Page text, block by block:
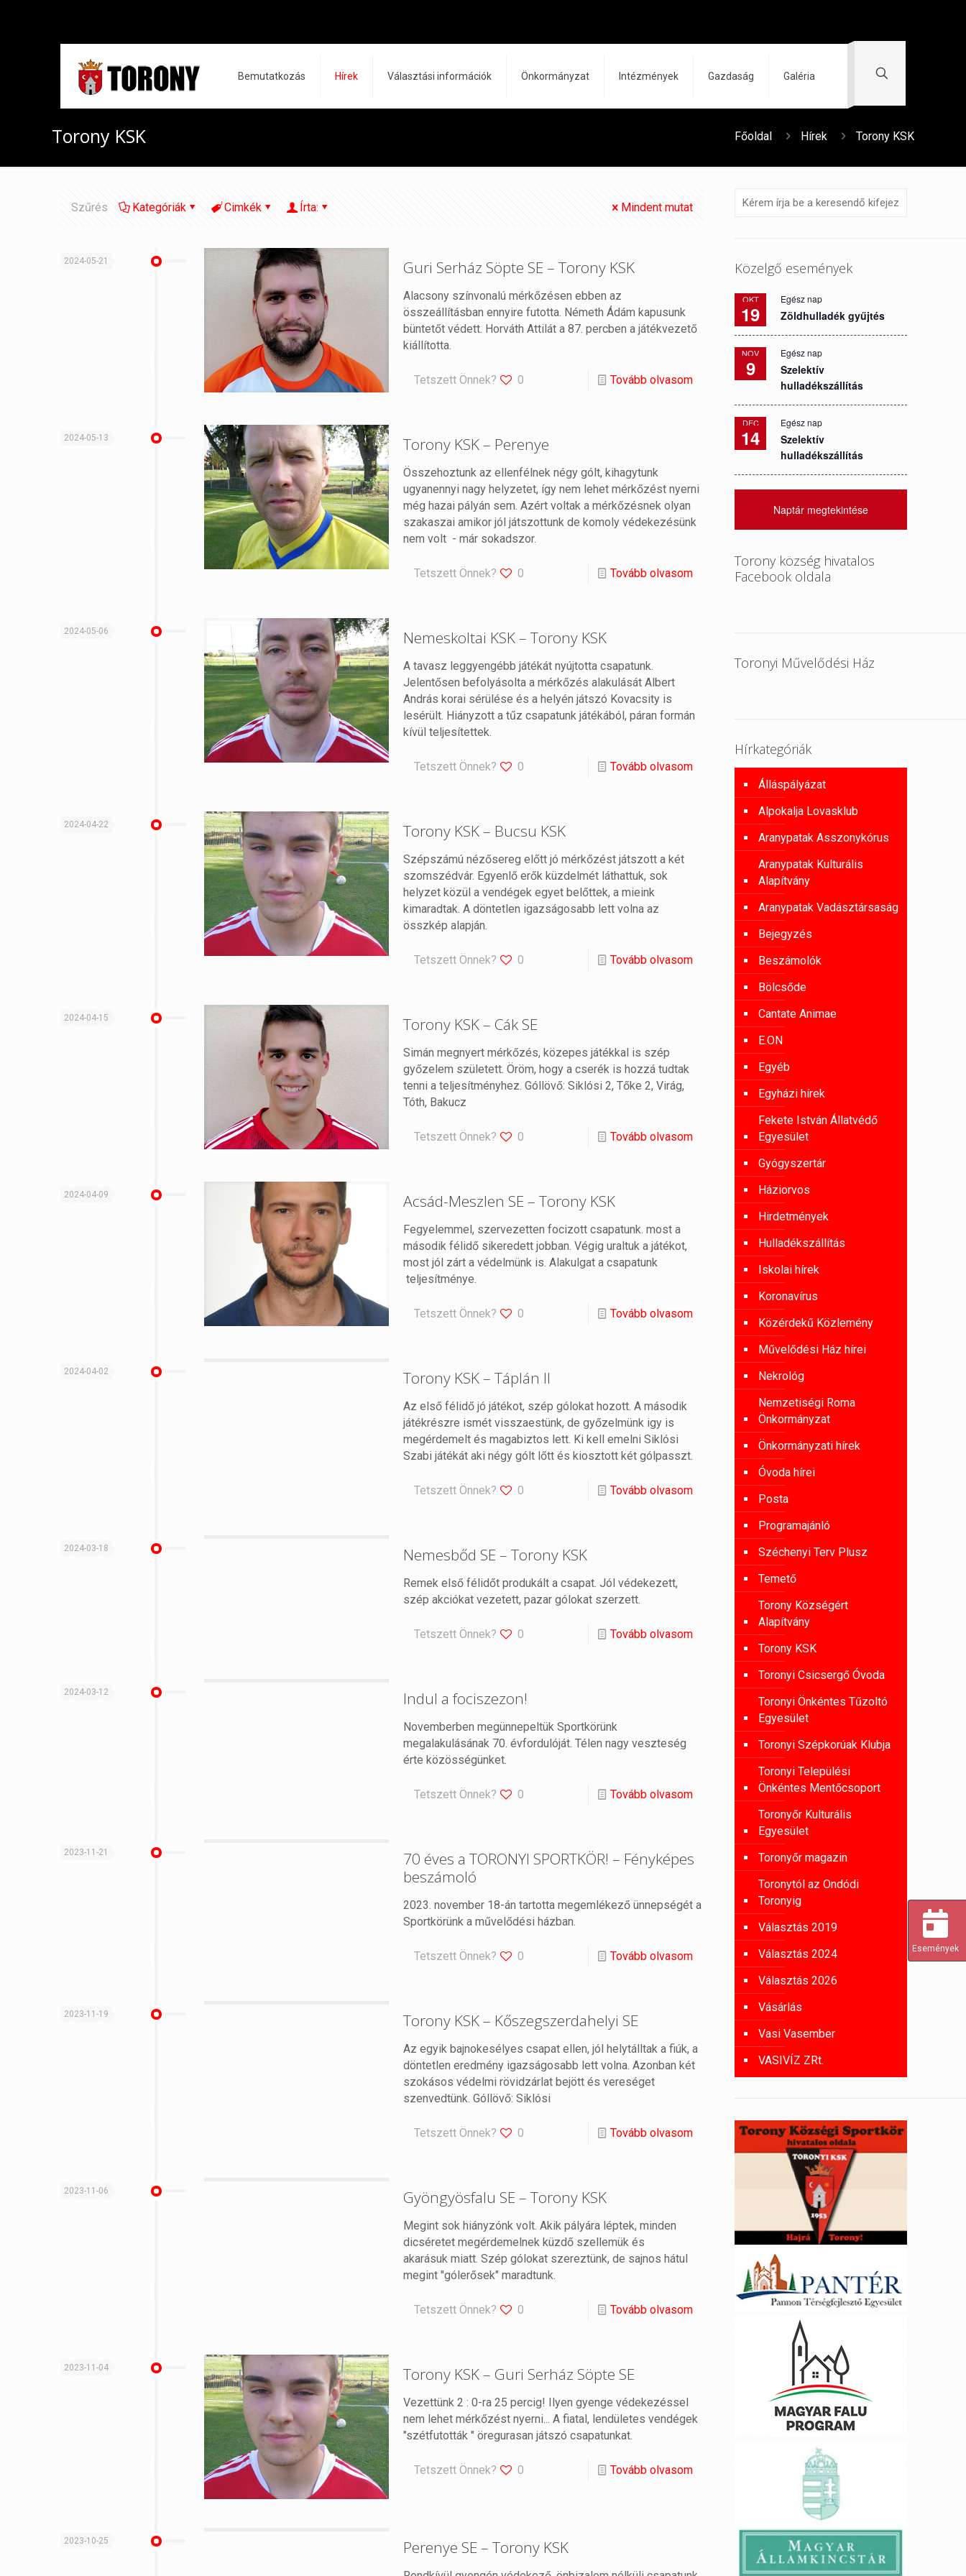
Bemutatkozás Hírek Választási információk Önkormányzat Intézmények Gazdaság Galéria
Torony KSK Főoldal Hírek Torony KSK
Szűrés Kategóriák Cimkék Írta: Mindent mutat
2024-05-21 Guri Serház Söpte SE – Torony KSK
Alacsony színvonalú mérkőzésen ebben az
összeállításban ennyire futotta. Németh Ádám kapusunk
büntetőt védett. Horváth Attilát a 87. percben a játékvezető
kiállította.
Tetszett Önnek? 0 Tovább olvasom
2024-05-13 Torony KSK – Perenye
Összehoztunk az ellenfélnek négy gólt, kihagytunk
ugyanennyi nagy helyzetet, így nem lehet mérkőzést nyerni
még hazai pályán sem. Azért voltak a mérkőzésnek olyan
szakaszai amikor jól játszottunk de komoly védekezésünk
nem volt - már sokadszor.
Tetszett Önnek? 0 Tovább olvasom
2024-05-06 Nemeskoltai KSK – Torony KSK
A tavasz leggyengébb játékát nyújtotta csapatunk.
Jelentősen befolyásolta a mérkőzés alakulását Albert
András korai sérülése és a helyén játszó Kovacsity is
lesérült. Hiányzott a tűz csapatunk játékából, páran formán
kívül teljesítettek.
Tetszett Önnek? 0 Tovább olvasom
2024-04-22 Torony KSK – Bucsu KSK
Szépszámú nézősereg előtt jó mérkőzést játszott a két
szomszédvár. Egyenlő erők küzdelmét láthattuk, sok
helyzet közül a vendégek egyet belőttek, a mieink
kimaradtak. A döntetlen igazságosabb lett volna az
összkép alapján.
Tetszett Önnek? 0 Tovább olvasom
2024-04-15 Torony KSK – Cák SE
Simán megnyert mérkőzés, közepes játékkal is szép
győzelem született. Öröm, hogy a cserék is hozzá tudtak
tenni a teljesítményhez. Góllövő: Siklósi 2, Tőke 2, Virág,
Tóth, Bakucz
Tetszett Önnek? 0 Tovább olvasom
2024-04-09 Acsád-Meszlen SE – Torony KSK
Fegyelemmel, szervezetten focizott csapatunk. most a
második félidő sikeredett jobban. Végig uraltuk a játékot,
most jól zárt a védelmünk is. Alakulgat a csapatunk
teljesítménye.
Tetszett Önnek? 0 Tovább olvasom
2024-04-02 Torony KSK – Táplán II
Az első félidő jó játékot, szép gólokat hozott. A második
játékrészre ismét visszaestünk, de győzelmünk igy is
megérdemelt és magabiztos lett. Ki kell emelni Siklósi
Szabi játékát aki négy gólt lőtt és kiosztott két gólpasszt.
Tetszett Önnek? 0 Tovább olvasom
2024-03-18 Nemesbőd SE – Torony KSK
Remek első félidőt produkált a csapat. Jól védekezett,
szép akciókat vezetett, pazar gólokat szerzett.
Tetszett Önnek? 0 Tovább olvasom
2024-03-12 Indul a fociszezon!
Novemberben megünnepeltük Sportkörünk
megalakulásának 70. évfordulóját. Télen nagy veszteség
érte közösségünket.
Tetszett Önnek? 0 Tovább olvasom
2023-11-21
70 éves a TORONYI SPORTKÖR! – Fényképes
beszámoló
2023. november 18-án tartotta megemlékező ünnepségét a
Sportkörünk a művelődési házban.
Tetszett Önnek? 0 Tovább olvasom
2023-11-19 Torony KSK – Kőszegszerdahelyi SE
Az egyik bajnokesélyes csapat ellen, jól helytálltak a fiúk, a
döntetlen eredmény igazságosabb lett volna. Azonban két
szokásos védelmi rövidzárlat bejött és vereséget
szenvedtünk. Góllövő: Siklósi
Tetszett Önnek? 0 Tovább olvasom
2023-11-06 Gyöngyösfalu SE – Torony KSK
Megint sok hiányzónk volt. Akik pályára léptek, minden
dicséretet megérdemelnek küzdő szellemük és
akarásuk miatt. Szép gólokat szereztünk, de sajnos hátul
megint "gólerősek" maradtunk.
Tetszett Önnek? 0 Tovább olvasom
2023-11-04 Torony KSK – Guri Serház Söpte SE
Vezettünk 2 : 0-ra 25 percig! Ilyen gyenge védekezéssel
nem lehet mérkőzést nyerni... A fiatal, lendületes vendégek
"szétfutották " öregurasan játszó csapatunkat.
Tetszett Önnek? 0 Tovább olvasom
2023-10-25 Perenye SE – Torony KSK
Közelgő események
OKT
19
Egész nap
Zöldhulladék gyűjtés
NOV
9
Egész nap
Szelektív
hulladékszállítás
DEC
14
Egész nap
Szelektív
hulladékszállítás
Naptár megtekintése
Torony község hivatalos
Facebook oldala
Toronyi Művelődési Ház
Hírkategóriák
Álláspályázat
Alpokalja Lovasklub
Aranypatak Asszonykórus
Aranypatak Kulturális
Alapítvány
Aranypatak Vadásztársaság
Bejegyzés
Beszámolók
Bölcsőde
Cantate Animae
E.ON
Egyéb
Egyházi hírek
Fekete István Állatvédő
Egyesület
Gyógyszertár
Háziorvos
Hirdetmények
Hulladékszállítás
Iskolai hírek
Koronavírus
Közérdekű Közlemény
Művelődési Ház hírei
Nekrológ
Nemzetiségi Roma
Önkormányzat
Önkormányzati hírek
Óvoda hírei
Posta
Programajánló
Széchenyi Terv Plusz
Temető
Torony Községért
Alapítvány
Torony KSK
Toronyi Csicsergő Óvoda
Toronyi Önkéntes Tűzoltó
Egyesület
Toronyi Szépkorúak Klubja
Toronyi Települési
Önkéntes Mentőcsoport
Toronyőr Kulturális
Egyesület
Toronyőr magazin
Toronytól az Ondódi
Toronyig
Választás 2019
Választás 2024
Választás 2026
Vásárlás
Vasi Vasember
VASIVÍZ ZRt.
Események